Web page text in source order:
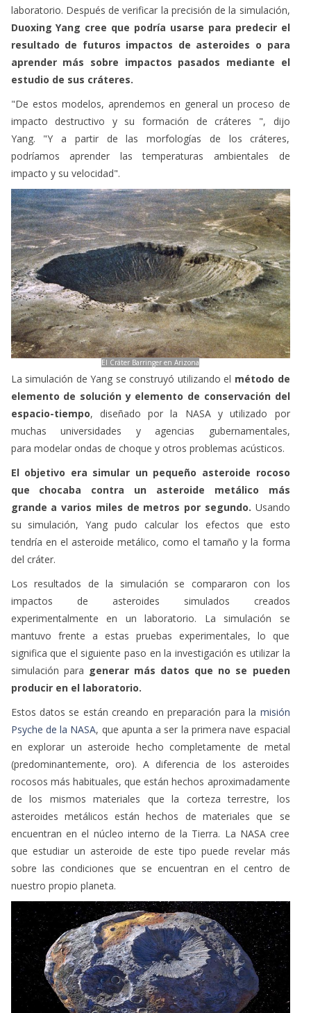
laboratorio. Después de verificar la precisión de la simulación,
Duoxing Yang cree que podría usarse para predecir el
resultado de futuros impactos de asteroides o para
aprender más sobre impactos pasados mediante el
estudio de sus cráteres.
"De estos modelos, aprendemos en general un proceso de
impacto destructivo y su formación de cráteres ", dijo
Yang. "Y a partir de las morfologías de los cráteres,
podríamos aprender las temperaturas ambientales de
impacto y su velocidad".
El Cráter Barringer en Arizona
La simulación de Yang se construyó utilizando el método de
elemento de solución y elemento de conservación del
espacio-tiempo, diseñado por la NASA y utilizado por
muchas universidades y agencias gubernamentales,
para modelar ondas de choque y otros problemas acústicos.
El objetivo era simular un pequeño asteroide rocoso
que chocaba contra un asteroide metálico más
grande a varios miles de metros por segundo. Usando
su simulación, Yang pudo calcular los efectos que esto
tendría en el asteroide metálico, como el tamaño y la forma
del cráter.
Los resultados de la simulación se compararon con los
impactos de asteroides simulados creados
experimentalmente en un laboratorio. La simulación se
mantuvo frente a estas pruebas experimentales, lo que
significa que el siguiente paso en la investigación es utilizar la
simulación para generar más datos que no se pueden
producir en el laboratorio.
Estos datos se están creando en preparación para la misión
Psyche de la NASA, que apunta a ser la primera nave espacial
en explorar un asteroide hecho completamente de metal
(predominantemente, oro). A diferencia de los asteroides
rocosos más habituales, que están hechos aproximadamente
de los mismos materiales que la corteza terrestre, los
asteroides metálicos están hechos de materiales que se
encuentran en el núcleo interno de la Tierra. La NASA cree
que estudiar un asteroide de este tipo puede revelar más
sobre las condiciones que se encuentran en el centro de
nuestro propio planeta.